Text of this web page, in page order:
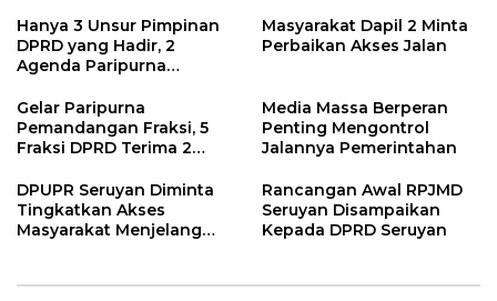
2024
Hanya 3 Unsur Pimpinan
DPRD yang Hadir, 2
Agenda Paripurna
Masyarakat Dapil 2 Minta
Perbaikan Akses Jalan
Gelar Paripurna
Pemandangan Fraksi, 5
Fraksi DPRD Terima 2
Media Massa Berperan
Penting Mengontrol
Jalannya Pemerintahan
DPUPR Seruyan Diminta
Tingkatkan Akses
Masyarakat Menjelang
Rancangan Awal RPJMD
Seruyan Disampaikan
Kepada DPRD Seruyan